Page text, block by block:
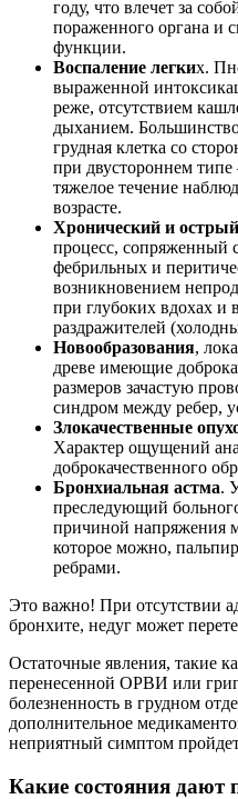
году, что влечет за
пораженного органа и
функции.
Воспаление легких.
выраженной
реже, отсутствием
дыханием.
грудная клетка со
при двустороннем
тяжелое течение
возрасте.
Хронический и
процесс, сопряженный
фебрильных и
возникновением
при глубоких вдохах и
раздражителей
Новообразования,
древе имеющие
размеров зачастую
синдром между ребер,
Злокачественные
Характер ощущений
доброкачественного
Бронхиальная астма.
преследующий
причиной напряжения
которое можно,
ребрами.
Это важно! При отсутствии
бронхите, недуг может
Остаточные явления, такие
перенесенной ОРВИ или
болезненность в грудном
дополнительное
неприятный симптом
Какие состояния